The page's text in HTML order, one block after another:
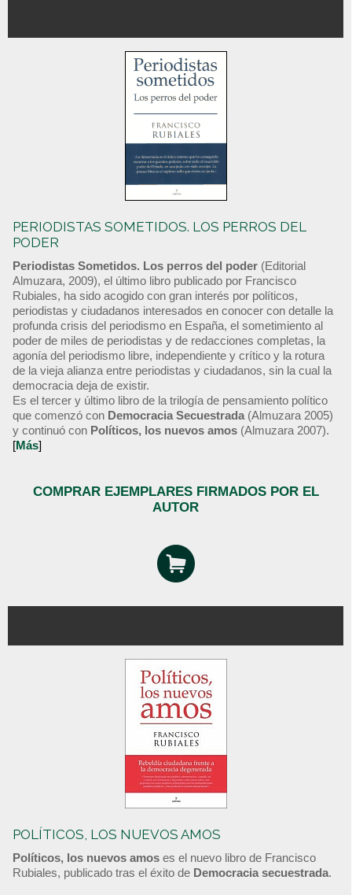
PERIODISTAS SOMETIDOS. LOS PERROS DEL
PODER
Periodistas Sometidos. Los perros del poder (Editorial
Almuzara, 2009), el último libro publicado por Francisco
Rubiales, ha sido acogido con gran interés por políticos,
periodistas y ciudadanos interesados en conocer con detalle la
profunda crisis del periodismo en España, el sometimiento al
poder de miles de periodistas y de redacciones completas, la
agonía del periodismo libre, independiente y crítico y la rotura
de la vieja alianza entre periodistas y ciudadanos, sin la cual la
democracia deja de existir.
Es el tercer y último libro de la trilogía de pensamiento político
que comenzó con Democracia Secuestrada (Almuzara 2005)
y continuó con Políticos, los nuevos amos (Almuzara 2007).
[Más]
COMPRAR EJEMPLARES FIRMADOS POR EL
AUTOR
POLÍTICOS, LOS NUEVOS AMOS
Políticos, los nuevos amos es el nuevo libro de Francisco
Rubiales, publicado tras el éxito de Democracia secuestrada.